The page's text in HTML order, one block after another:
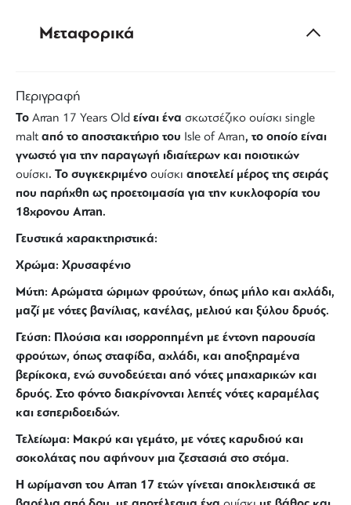
Μεταφορικά
Περιγραφή
Το Arran 17 Years Old είναι ένα σκωτσέζικο ουίσκι single
malt από το αποστακτήριο του Isle of Arran, το οποίο είναι
γνωστό για την παραγωγή ιδιαίτερων και ποιοτικών
ουίσκι. Το συγκεκριμένο ουίσκι αποτελεί μέρος της σειράς
που παρήχθη ως προετοιμασία για την κυκλοφορία του
18χρονου Arran.
Γευστικά χαρακτηριστικά:
Χρώμα: Χρυσαφένιο
Μύτη: Αρώματα ώριμων φρούτων, όπως μήλο και αχλάδι,
μαζί με νότες βανίλιας, κανέλας, μελιού και ξύλου δρυός.
Γεύση: Πλούσια και ισορροπημένη με έντονη παρουσία
φρούτων, όπως σταφίδα, αχλάδι, και αποξηραμένα
βερίκοκα, ενώ συνοδεύεται από νότες μπαχαρικών και
δρυός. Στο φόντο διακρίνονται λεπτές νότες καραμέλας
και εσπεριδοειδών.
Τελείωμα: Μακρύ και γεμάτο, με νότες καρυδιού και
σοκολάτας που αφήνουν μια ζεστασιά στο στόμα.
Η ωρίμανση του Arran 17 ετών γίνεται αποκλειστικά σε